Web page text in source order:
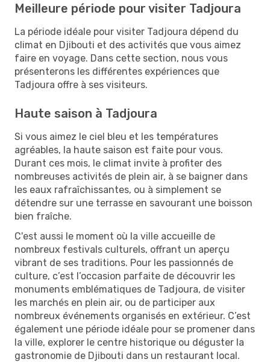
Meilleure période pour visiter Tadjoura
La période idéale pour visiter Tadjoura dépend du
climat en Djibouti et des activités que vous aimez
faire en voyage. Dans cette section, nous vous
présenterons les différentes expériences que
Tadjoura offre à ses visiteurs.
Haute saison à Tadjoura
Si vous aimez le ciel bleu et les températures
agréables, la haute saison est faite pour vous.
Durant ces mois, le climat invite à profiter des
nombreuses activités de plein air, à se baigner dans
les eaux rafraîchissantes, ou à simplement se
détendre sur une terrasse en savourant une boisson
bien fraîche.
C'est aussi le moment où la ville accueille de
nombreux festivals culturels, offrant un aperçu
vibrant de ses traditions. Pour les passionnés de
culture, c’est l’occasion parfaite de découvrir les
monuments emblématiques de Tadjoura, de visiter
les marchés en plein air, ou de participer aux
nombreux événements organisés en extérieur. C’est
également une période idéale pour se promener dans
la ville, explorer le centre historique ou déguster la
gastronomie de Djibouti dans un restaurant local.